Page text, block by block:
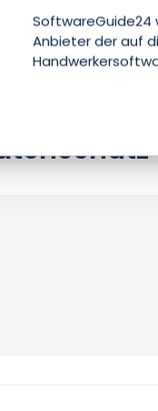
SoftwareGuide24
Anbieter der auf